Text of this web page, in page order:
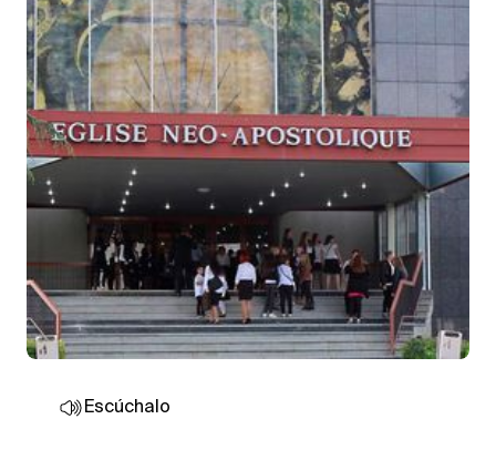
Escúchalo